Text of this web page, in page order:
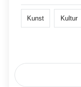
Kunst Kultur